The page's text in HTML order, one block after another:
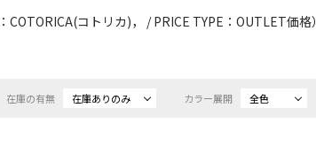
COTORICA(コトリカ)， / PRICE TYPE：OUTLET価格）
在庫の有無 在庫ありのみ カラー展開 全色